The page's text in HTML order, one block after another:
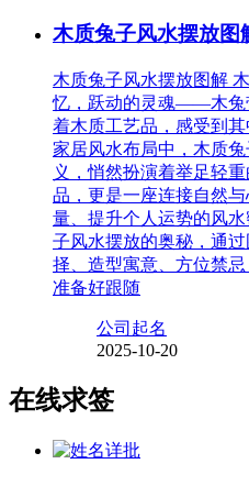
木质兔子风水摆放图
木质兔子风水摆放图解
忆，跃动的灵魂——木兔
着木质工艺品，感受到
家居风水布局中，木质
义，悄然扮演着举足轻
品，更是一座连接自然
量、提升个人运势的风
子风水摆放的奥秘，通
择、造型寓意、方位禁忌
准备好跟随
公司起名
2025-10-20
在线求签